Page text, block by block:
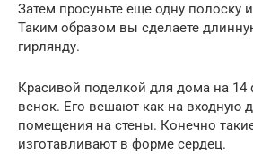
Затем просуньте еще одну полоску
Таким образом вы сделаете
гирлянду.
Красивой поделкой для дома на 14
венок. Его вешают как на входную
помещения на стены. Конечно
изготавливают в форме сердец.